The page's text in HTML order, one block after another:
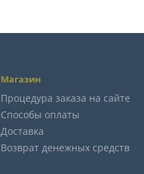
Магазин
Процедура заказа на сайте
Способы оплаты
Доставка
Возврат денежных средств